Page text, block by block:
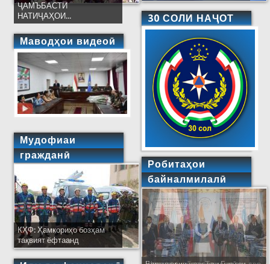
ҶАМЪБАСТИ
НАТИҶАҲОИ...
Маводҳои видеоӣ
Мудофиаи
гражданӣ
КҲФ: Ҳамкориҳо бозҳам
тақвият ёфтаанд
30 СОЛИ НАҶОТ
Робитаҳои
байналмилалӣ